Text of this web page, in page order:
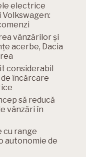
electrice
Volkswagen:
vânzărilor și
acerbe, Dacia
considerabil
încărcare
să reducă
vânzări în
cu range
autonomie de